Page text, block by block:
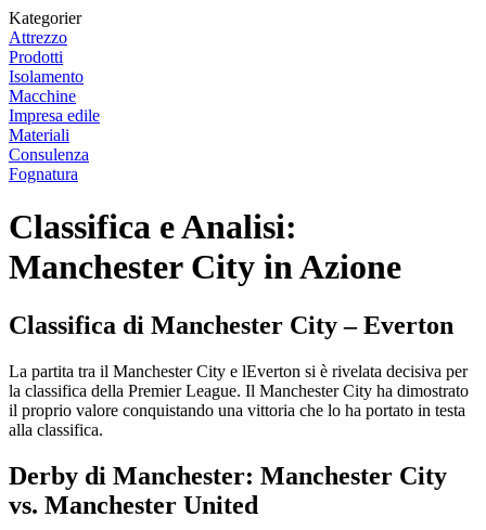
Kategorier
Attrezzo
Prodotti
Isolamento
Macchine
Impresa edile
Materiali
Consulenza
Fognatura
Classifica e Analisi:
Manchester City in Azione
Classifica di Manchester City – Everton
La partita tra il Manchester City e lEverton si è rivelata decisiva per
la classifica della Premier League. Il Manchester City ha dimostrato
il proprio valore conquistando una vittoria che lo ha portato in testa
alla classifica.
Derby di Manchester: Manchester City
vs. Manchester United